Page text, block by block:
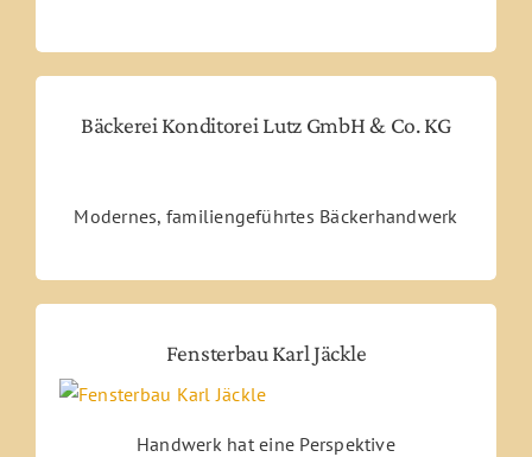
Bäckerei Konditorei Lutz GmbH & Co. KG
Modernes, familiengeführtes Bäckerhandwerk
Fensterbau Karl Jäckle
Handwerk hat eine Perspektive